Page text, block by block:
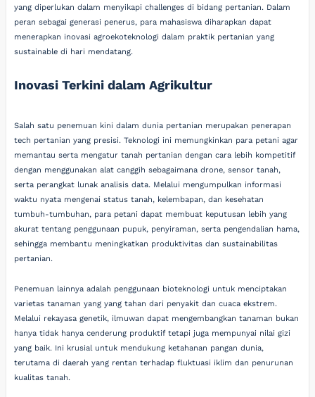
yang diperlukan dalam menyikapi challenges di bidang pertanian. Dalam
peran sebagai generasi penerus, para mahasiswa diharapkan dapat
menerapkan inovasi agroekoteknologi dalam praktik pertanian yang
sustainable di hari mendatang.
Inovasi Terkini dalam Agrikultur
Salah satu penemuan kini dalam dunia pertanian merupakan penerapan
tech pertanian yang presisi. Teknologi ini memungkinkan para petani agar
memantau serta mengatur tanah pertanian dengan cara lebih kompetitif
dengan menggunakan alat canggih sebagaimana drone, sensor tanah,
serta perangkat lunak analisis data. Melalui mengumpulkan informasi
waktu nyata mengenai status tanah, kelembapan, dan kesehatan
tumbuh-tumbuhan, para petani dapat membuat keputusan lebih yang
akurat tentang penggunaan pupuk, penyiraman, serta pengendalian hama,
sehingga membantu meningkatkan produktivitas dan sustainabilitas
pertanian.
Penemuan lainnya adalah penggunaan bioteknologi untuk menciptakan
varietas tanaman yang yang tahan dari penyakit dan cuaca ekstrem.
Melalui rekayasa genetik, ilmuwan dapat mengembangkan tanaman bukan
hanya tidak hanya cenderung produktif tetapi juga mempunyai nilai gizi
yang baik. Ini krusial untuk mendukung ketahanan pangan dunia,
terutama di daerah yang rentan terhadap fluktuasi iklim dan penurunan
kualitas tanah.